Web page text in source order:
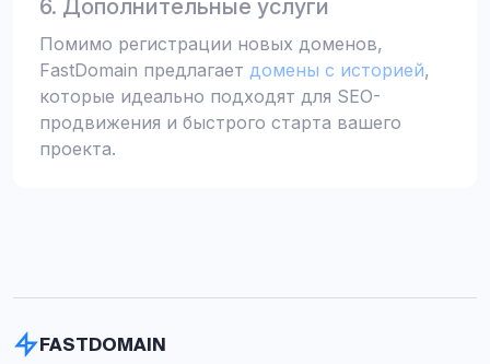
6. Дополнительные услуги
Помимо регистрации новых доменов,
FastDomain предлагает домены с историей,
которые идеально подходят для SEO-
продвижения и быстрого старта вашего
проекта.
FASTDOMAIN